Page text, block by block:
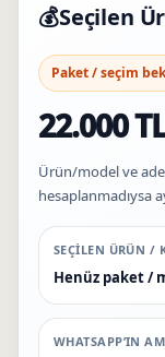
💰Seçilen
Paket / seçim
22.000
Ürün/model ve
hesaplanmadıysa
SEÇILEN ÜRÜN /
Henüz paket /
WHATSAPP’IN